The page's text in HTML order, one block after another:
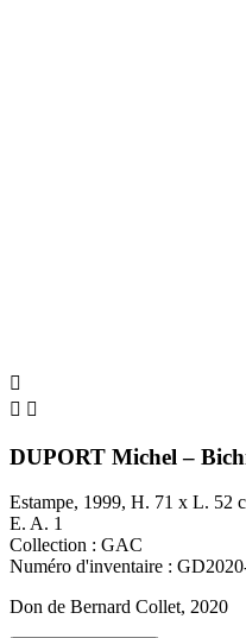

 
DUPORT Michel –
Estampe, 1999, H. 71 x L. 52
E. A. 1
Collection : GAC
Numéro d'inventaire :
Don de Bernard Collet, 2020